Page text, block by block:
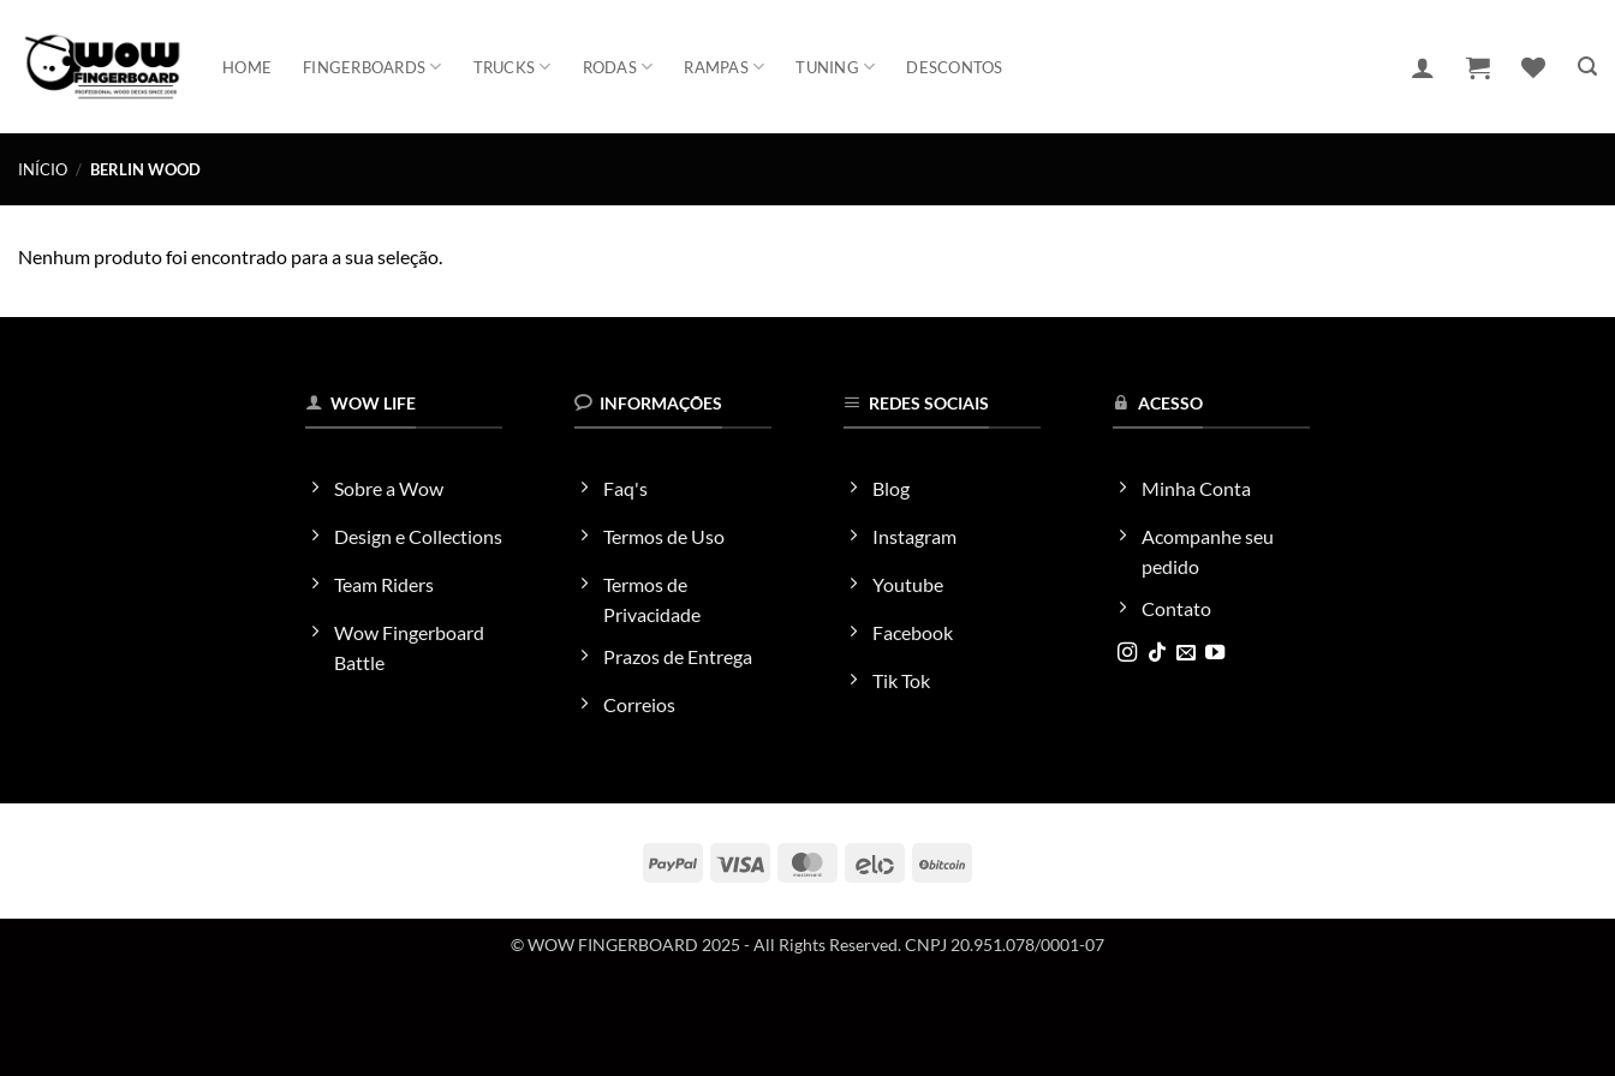
content
HOME FINGERBOARDS TRUCKS RODAS RAMPAS TUNING DESCONTOS
INÍCIO / BERLIN WOOD
Nenhum produto foi encontrado para a sua seleção.
WOW LIFE
Sobre a Wow
Design e Collections
Team Riders
Wow Fingerboard
Battle
INFORMAÇÕES
Faq's
Termos de Uso
Termos de
Privacidade
Prazos de Entrega
Correios
REDES SOCIAIS
Blog
Instagram
Youtube
Facebook
Tik Tok
ACESSO
Minha Conta
Acompanhe seu
pedido
Contato
PayPal Visa MasterCard
Elo
© WOW FINGERBOARD 2025 - All Rights Reserved. CNPJ 20.951.078/0001-07